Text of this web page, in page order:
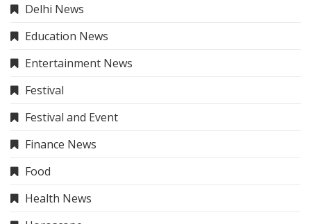
Delhi News
Education News
Entertainment News
Festival
Festival and Event
Finance News
Food
Health News